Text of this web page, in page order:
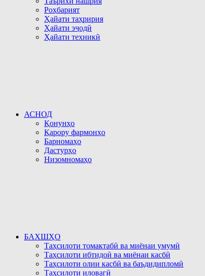
Роҳбарият
Ҳайати таҳририя
Ҳайати эҷодӣ
Ҳайати техникӣ
АСНОД
Қонунҳо
Қарору фармонҳо
Барномаҳо
Дастурҳо
Низомномаҳо
БАХШҲО
Таҳсилоти томактабӣ ва миёнаи умумӣ
Таҳсилоти ибтидоӣ ва миёнаи касбӣ
Таҳсилоти олии касбӣ ва баъдидипломӣ
Таҳсилоти иловагӣ